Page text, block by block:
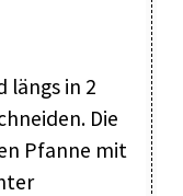
längs in 2
Die
Pfanne mit